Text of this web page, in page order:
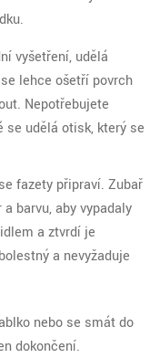
vyšetření, udělá
lehce ošetří povrch
Nepotřebujete
se udělá otisk, který se
fazety připraví. Zubař
barvu, aby vypadaly
a ztvrdí je
a nevyžaduje
nebo se smát do
dokončení.